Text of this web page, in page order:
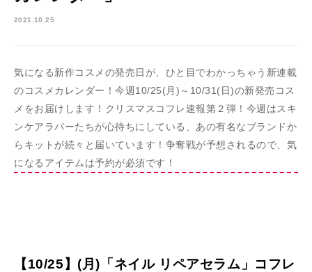
2021.10.25
気になる新作コスメの発売日が、ひと目でわかっちゃう新連載
のコスメカレンダー！今週10/25(月)～10/31(日)の新発売コス
メをお届けします！クリスマスコフレ速報第２弾！今週はスキ
ンケアラバーたちが心待ちにしている、あの有名なブランドか
らキットが続々と届いています！争奪戦が予想されるので、気
になるアイテムは予約が必須です！
【10/25】(月)「ネイル リペアセラム」コフレ